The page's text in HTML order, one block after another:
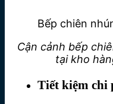
Bếp chiên
Cận cảnh bếp
tại kho
Tiết kiệm chi